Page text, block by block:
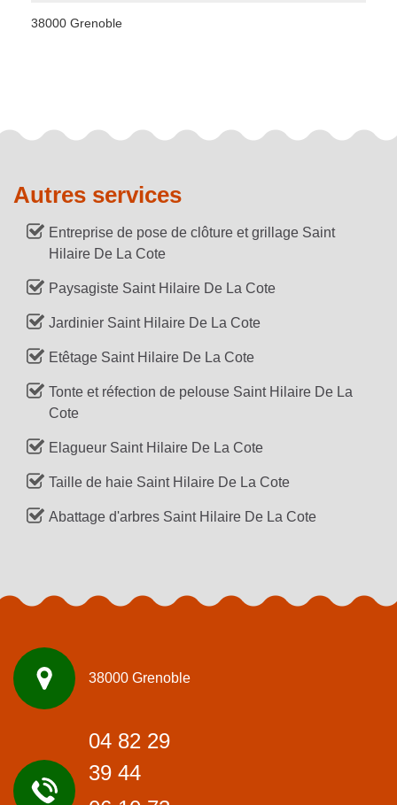
38000 Grenoble
Autres services
Entreprise de pose de clôture et grillage Saint
Hilaire De La Cote
Paysagiste Saint Hilaire De La Cote
Jardinier Saint Hilaire De La Cote
Etêtage Saint Hilaire De La Cote
Tonte et réfection de pelouse Saint Hilaire De La
Cote
Elagueur Saint Hilaire De La Cote
Taille de haie Saint Hilaire De La Cote
Abattage d'arbres Saint Hilaire De La Cote
38000 Grenoble
04 82 29
39 44